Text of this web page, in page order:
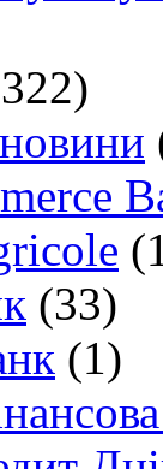
(33)
(1)